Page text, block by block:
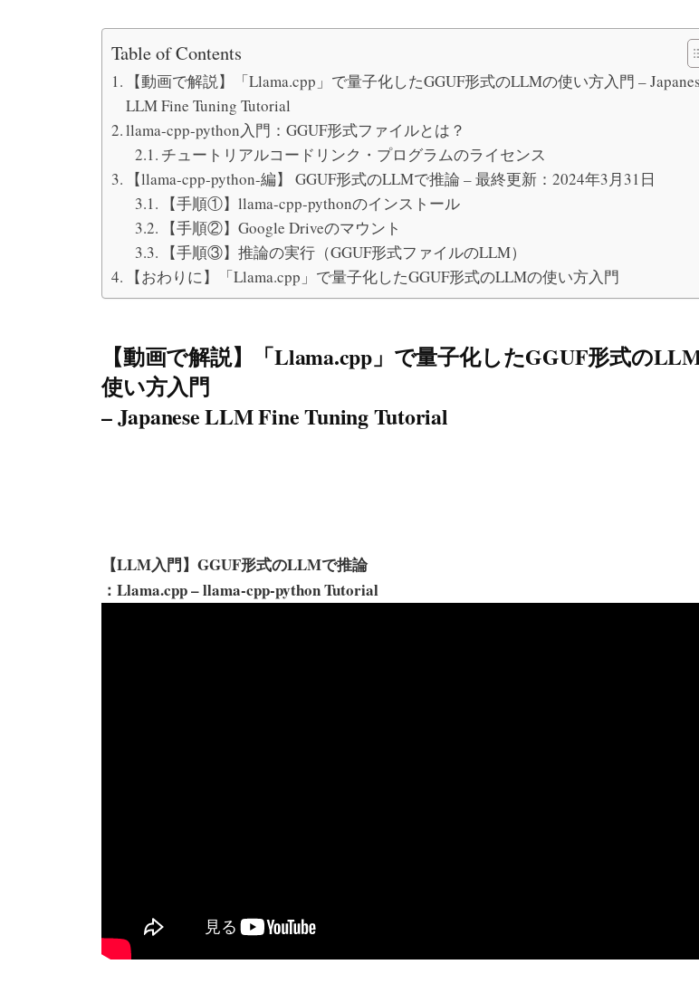
Table of Contents
【動画で解説】「Llama.cpp」で量子化したGGUF形式のLLMの使い方入門 –
LLM Fine Tuning Tutorial
llama-cpp-python入門：GGUF形式ファイルとは？
チュートリアルコードリンク・プログラムのライセンス
【llama-cpp-python-編】 GGUF形式のLLMで推論 – 最終更新：2024年3月31日
【手順①】llama-cpp-pythonのインストール
【手順②】Google Driveのマウント
【手順③】推論の実行（GGUF形式ファイルのLLM）
【おわりに】「Llama.cpp」で量子化したGGUF形式のLLMの使い方入門
【動画で解説】「Llama.cpp」で量子化したGGUF形式の
使い方入門
– Japanese LLM Fine Tuning Tutorial
【LLM入門】GGUF形式のLLMで推論
：Llama.cpp – llama-cpp-python Tutorial